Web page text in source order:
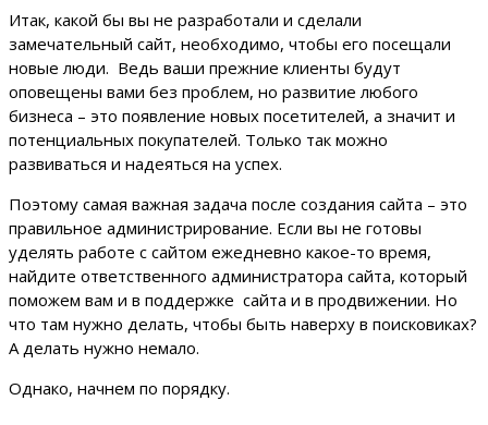
Итак, какой бы вы не разработали и сделали
замечательный сайт, необходимо, чтобы его посещали
новые люди. Ведь ваши прежние клиенты будут
оповещены вами без проблем, но развитие любого
бизнеса – это появление новых посетителей, а значит и
потенциальных покупателей. Только так можно
развиваться и надеяться на успех.
Поэтому самая важная задача после создания сайта – это
правильное администрирование. Если вы не готовы
уделять работе с сайтом ежедневно какое-то время,
найдите ответственного администратора сайта, который
поможем вам и в поддержке сайта и в продвижении. Но
что там нужно делать, чтобы быть наверху в поисковиках?
А делать нужно немало.
Однако, начнем по порядку.